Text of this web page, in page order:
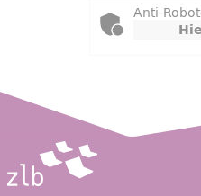
Anti-